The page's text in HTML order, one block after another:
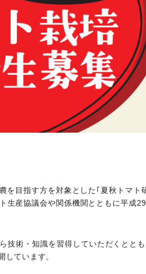
を目指す方を対象とした｢夏秋トマト
生産協議会や関係機関とともに平成
技術・知識を習得していただくとと
しています。